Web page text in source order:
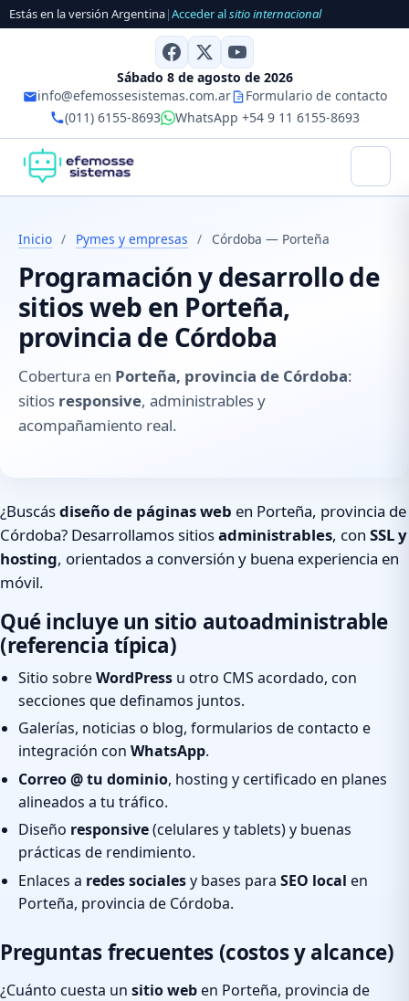
Estás en la versión Argentina|Acceder alsitio internacional
Sábado 8 de agosto de 2026
info@efemossesistemas.com.ar
Formulario de contacto
(011) 6155-8693
WhatsApp +54 9 11 6155-8693
Inicio / Pymes y empresas / Córdoba — Porteña
Programación y desarrollo de
sitios web en Porteña,
provincia de Córdoba
Cobertura en Porteña, provincia de Córdoba:
sitios responsive, administrables y
acompañamiento real.
¿Buscásdiseño de páginas web en Porteña, provincia de
Córdoba? Desarrollamos sitiosadministrables, con SSL y
hosting, orientados a conversión y buena experiencia en
móvil.
Qué incluye un sitio autoadministrable
(referencia típica)
Sitio sobreWordPress u otro CMS acordado, con
secciones que definamos juntos.
Galerías, noticias o blog, formularios de contacto e
integración con WhatsApp.
Correo @ tu dominio, hosting y certificado en planes
alineados a tu tráfico.
Diseño responsive(celulares y tablets) y buenas
prácticas de rendimiento.
Enlaces a redes socialesy bases para SEO local en
Porteña, provincia de Córdoba.
Preguntas frecuentes (costos y alcance)
¿Cuánto cuesta un sitio weben Porteña, provincia de